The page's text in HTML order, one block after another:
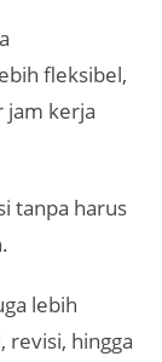
fleksibel,
jam kerja
tanpa harus
lebih
revisi, hingga